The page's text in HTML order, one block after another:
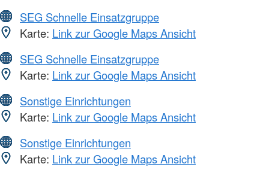
SEG Schnelle Einsatzgruppe
Karte: Link zur Google Maps Ansicht
SEG Schnelle Einsatzgruppe
Karte: Link zur Google Maps Ansicht
Sonstige Einrichtungen
Karte: Link zur Google Maps Ansicht
Sonstige Einrichtungen
Karte: Link zur Google Maps Ansicht